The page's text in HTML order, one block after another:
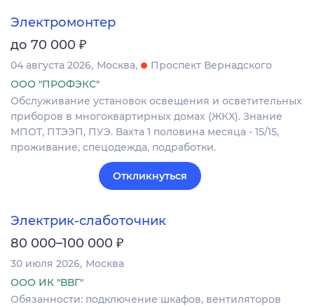
Электромонтер
до 70 000 ₽
04 августа 2026 Москва
Проспект Вернадского
ООО "ПРОФЭКС"
Обслуживание установок освещения и осветительных
приборов в многоквартирных домах (ЖКХ). Знание
МПОТ, ПТЭЭП, ПУЭ. Вахта 1 половина месяца - 15/15,
проживание, спецодежда, подработки.
Откликнуться
Электрик-слаботочник
80 000–100 000 ₽
30 июля 2026 Москва
ООО ИК "ВВГ"
Обязанности: подключение шкафов, вентиляторов